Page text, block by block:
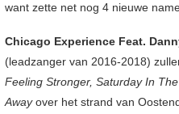
want zette net nog 4 nieuwe
Chicago Experience Feat.
(leadzanger van 2016-2018)
Feeling Stronger, Saturday In
Awayover het strand van